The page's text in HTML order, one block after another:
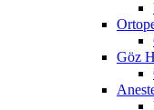
Göz